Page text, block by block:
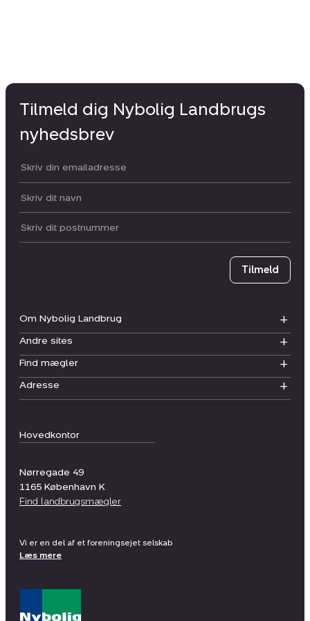
Hovedkontor
Nørregade 49
1165 København K
Find landbrugsmægler
Om Nybolig Landbrug
Andre sites
Find mægler
Adresse
Tilmeld dig Nybolig Landbrugs
nyhedsbrev
Din email:
Dit navn:
Postnummer
Tilmeld
Vi er en del af et foreningsejet selskab
Læs mere